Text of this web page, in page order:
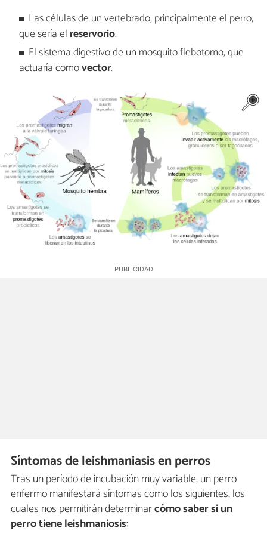
Las células de un vertebrado, principalmente el perro,
que sería el reservorio.
El sistema digestivo de un mosquito flebotomo, que
actuaría comovector.
Síntomas de leishmaniasis en perros
Tras un período de incubación muy variable, un perro
enfermo manifestará síntomas como los siguientes, los
cuales nos permitirán determinarcómo saber si un
perro tiene leishmaniosis: